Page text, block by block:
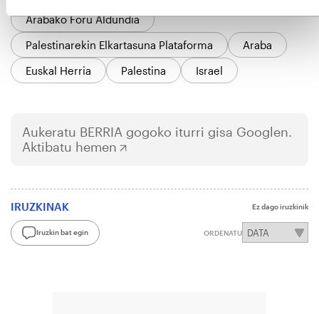
Arabako Foru Aldundia
Palestinarekin Elkartasuna Plataforma
Araba
Euskal Herria
Palestina Israel
Aukeratu BERRIA gogoko iturri gisa Googlen.
Aktibatu hemen
IRUZKINAK Ez dago iruzkinik
Iruzkin bat egin ORDENATU